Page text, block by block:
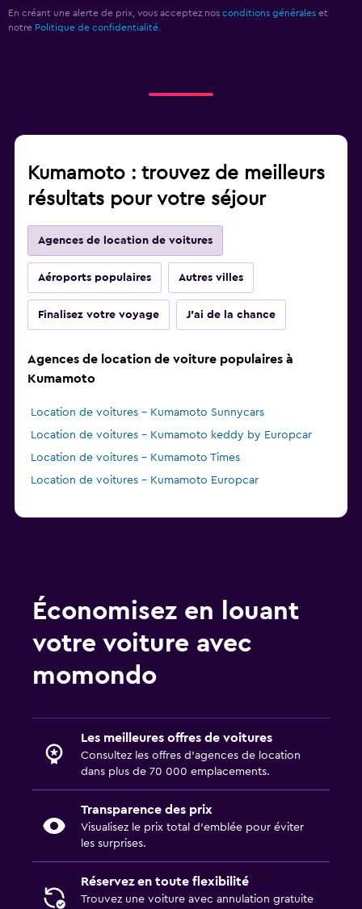
En créant une alerte de prix, vous acceptez nos conditions générales et
notre Politique de confidentialité.
Kumamoto : trouvez de meilleurs
résultats pour votre séjour
Agences de location de voitures
Aéroports populaires Autres villes
Finalisez votre voyage J'ai de la chance
Agences de location de voiture populaires à
Kumamoto
Location de voitures - Kumamoto Sunnycars
Location de voitures - Kumamoto keddy by Europcar
Location de voitures - Kumamoto Times
Location de voitures - Kumamoto Europcar
Économisez en louant
votre voiture avec
momondo
Les meilleures offres de voitures
Consultez les offres d’agences de location
dans plus de 70 000 emplacements.
Transparence des prix
Visualisez le prix total d’emblée pour éviter
les surprises.
Réservez en toute flexibilité
Trouvez une voiture avec annulation gratuite